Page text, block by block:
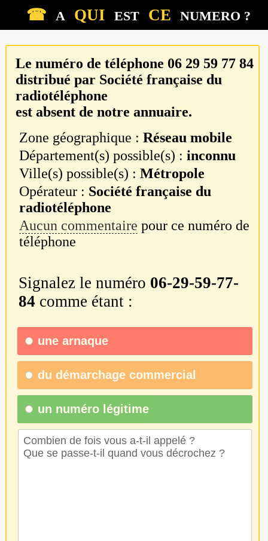
☎ A QUI EST CE NUMERO ?
Le numéro de téléphone 06 29 59 77 84
distribué par Société française du
radiotéléphone
est absent de notre annuaire.
Zone géographique :Réseau mobile
Département(s) possible(s) :inconnu
Ville(s) possible(s) :Métropole
Opérateur : Société française du
radiotéléphone
Aucun commentaire pour ce numéro de
téléphone
Signalez le numéro 06-29-59-77-
84 comme étant :
une arnaque
du démarchage commercial
un numéro légitime